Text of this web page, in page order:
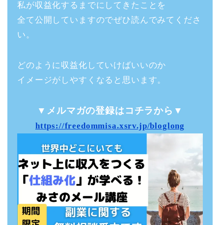
私が収益化するまでにしてきたことを
全て公開していますのでぜひ読んでみてくださ
い。
どのように収益化していけばいいのか
イメージがしやすくなると思います。
▼メルマガの登録はコチラから▼
https://freedommisa.xsrv.jp/bloglong